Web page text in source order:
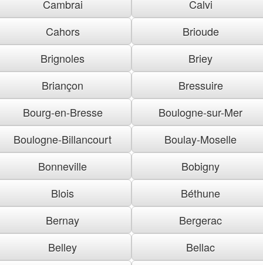
Cambrai
Calvi
Cahors
Brioude
Brignoles
Briey
Briançon
Bressuire
Bourg-en-Bresse
Boulogne-sur-Mer
Boulogne-Billancourt
Boulay-Moselle
Bonneville
Bobigny
Blois
Béthune
Bernay
Bergerac
Belley
Bellac